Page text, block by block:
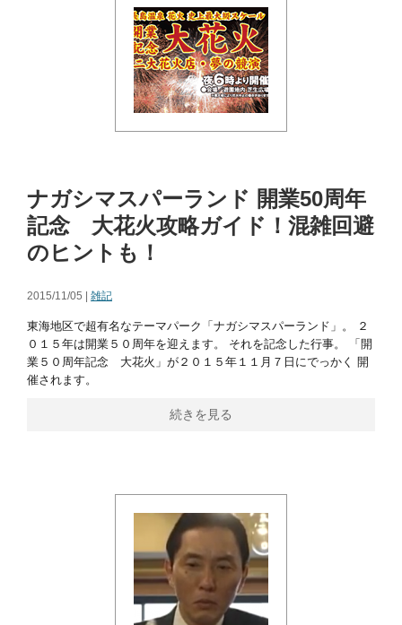
ナガシマスパーランド 開業50周年
記念 大花火攻略ガイド！混雑回避
のヒントも！
2015/11/05 | 雑記
東海地区で超有名なテーマパーク「ナガシマスパーランド」。 ２
０１５年は開業５０周年を迎えます。 それを記念した行事。 「開
業５０周年記念 大花火」が２０１５年１１月７日にでっかく 開
催されます。
続きを見る